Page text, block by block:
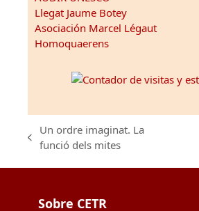
Llegat Jaume Botey
Asociación Marcel Légaut
Homoquaerens
previous
Un ordre imaginat. La
funció dels mites
post:
Sobre CETR